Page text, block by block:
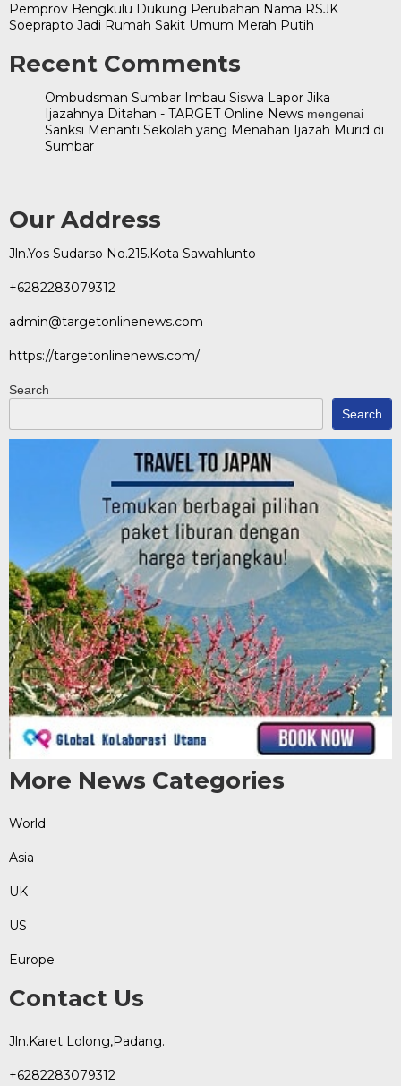
Pemprov Bengkulu Dukung Perubahan Nama RSJK
Soeprapto Jadi Rumah Sakit Umum Merah Putih
Recent Comments
Ombudsman Sumbar Imbau Siswa Lapor Jika
Ijazahnya Ditahan - TARGET Online News mengenai
Sanksi Menanti Sekolah yang Menahan Ijazah Murid di
Sumbar
Our Address
Jln.Yos Sudarso No.215.Kota Sawahlunto
+6282283079312
admin@targetonlinenews.com
https://targetonlinenews.com/
Search
Search
More News Categories
World
Asia
UK
US
Europe
Contact Us
Jln.Karet Lolong,Padang.
+6282283079312